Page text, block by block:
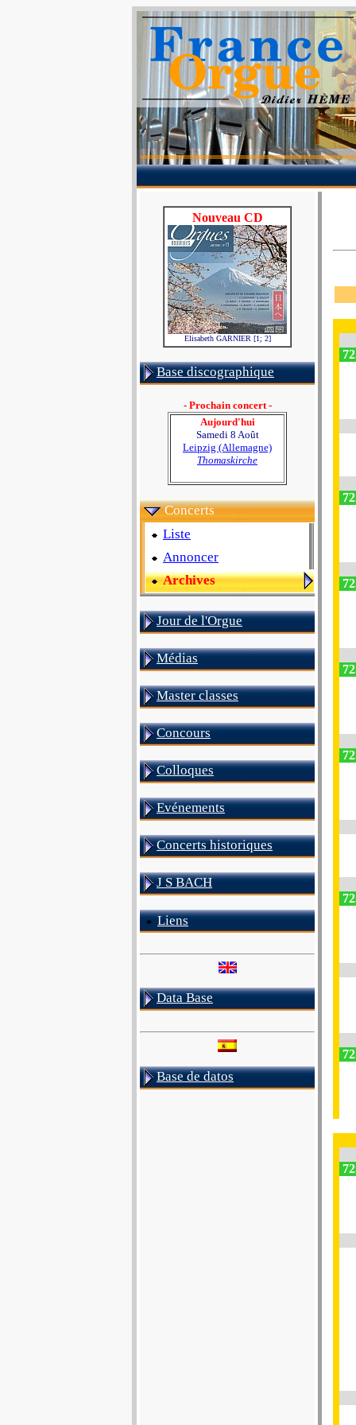
Nouveau CD
Elisabeth GARNIER [1; 2]
Base discographique
- Prochain concert -
Aujourd'hui
Samedi 8 Août
Leipzig (Allemagne)
Thomaskirche
Concerts
Liste
Annoncer
Archives
Jour de l'Orgue
Médias
Master classes
Concours
Colloques
Evénements
Concerts historiques
J S BACH
Liens
Data Base
Base de datos